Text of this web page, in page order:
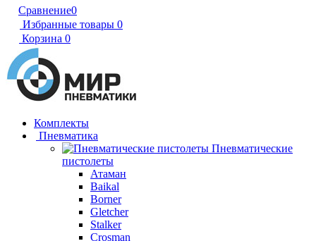
Сравнение0
Избранные товары 0
Корзина 0
Комплекты
Пневматика
Пневматические
пистолеты
Атаман
Baikal
Borner
Gletcher
Stalker
Crosman